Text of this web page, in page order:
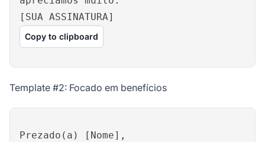
[SUA ASSINATURA]
Copy to clipboard
Template #2: Focado em benefícios
Prezado(a) [Nome],